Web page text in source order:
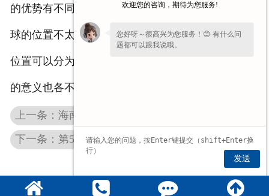
的优势有不同的位置划分，但是有不少球迷还是对篮
球的位置不太了解，在******的篮球比赛中，场上的
位置可以分为后卫，前锋和中锋。不同的场位所代表
的意义也各不相同。
下一条：第50届******高教仪器设备展示会精彩回放
欢迎您的咨询，期待为您服务!
您好呀～很高兴为您服务！😊 有什么问
题都可以跟我说哦。
发送